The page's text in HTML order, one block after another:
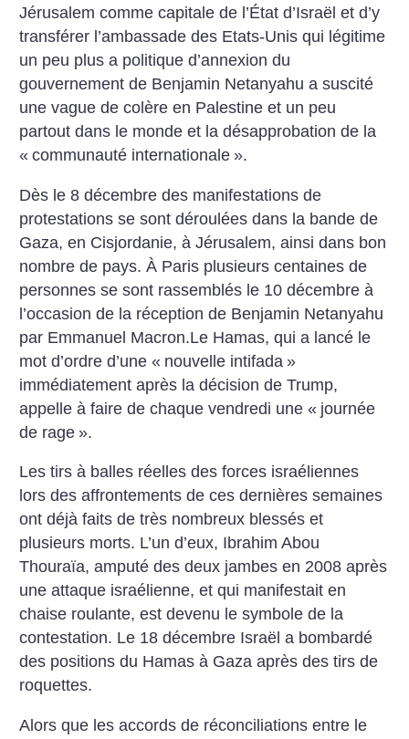
Jérusalem comme capitale de l’État d’Israël et d’y
transférer l’ambassade des Etats-Unis qui légitime
un peu plus a politique d’annexion du
gouvernement de Benjamin Netanyahu a suscité
une vaguede colère en Palestine et un peu
partout dans le monde et la désapprobation de la
« communauté internationale ».
Dès le 8 décembre des manifestations de
protestations se sont déroulées dans la bande de
Gaza, en Cisjordanie, à Jérusalem, ainsi dans bon
nombre de pays. À Paris plusieurs centaines de
personnes se sont rassemblés le 10 décembre à
l’occasionde la réception de Benjamin Netanyahu
par Emmanuel Macron.Le Hamas, qui a lancé le
mot d’ordre d’une « nouvelle intifada »
immédiatement après la décision de Trump,
appelle à faire de chaque vendredi une « journée
de rage ».
Les tirs à balles réelles des forces israéliennes
lors des affrontements de ces dernières semaines
ont déjà faits de très nombreux blessés et
plusieurs morts. L’un d’eux, Ibrahim Abou
Thouraïa, amputé des deux jambes en 2008 après
une attaque israélienne, et qui manifestait en
chaise roulante, est devenu le symbole de la
contestation. Le 18 décembre Israël a bombardé
des positions du Hamas à Gaza après des tirs de
roquettes.
Alors que les accords de réconciliations entre le